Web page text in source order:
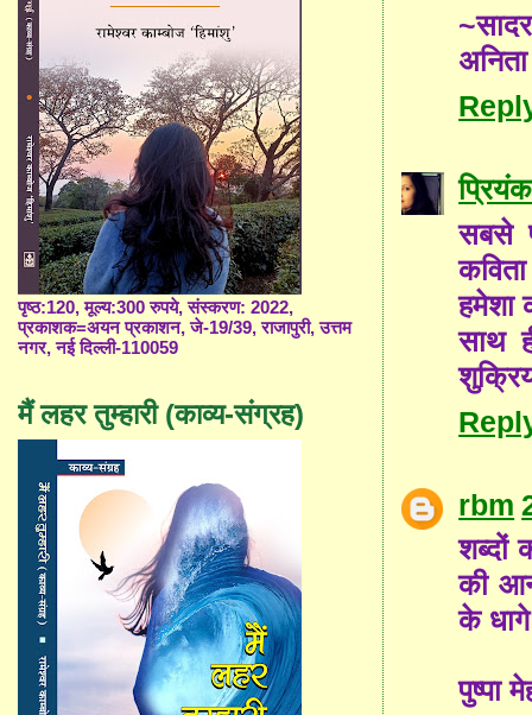
~सादर
सबसे
हमेशा
साथ
rbm
शब्दों
की
के धागे
पुष्पा
पृष्ठ:120, मूल्य:300 रुपये, संस्करण: 2022,
प्रकाशक=अयन प्रकाशन, जे-19/39, राजापुरी, उत्तम
नगर, नई दिल्ली-110059
मैं लहर तुम्हारी (काव्य-संग्रह)